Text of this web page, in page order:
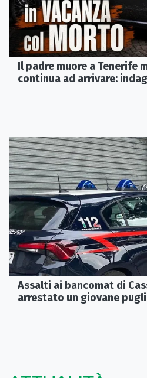
Il padre muore a Tenerife
continua ad arrivare:
Assalti ai bancomat di
arrestato un giovane